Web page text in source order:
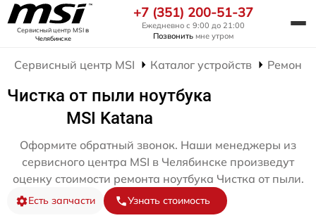
Сервисный центр MSIв
Челябинске
+7 (351) 200-51-37
Ежедневно с 9:00 до 21:00
Позвонить мне утром
Сервисный центр MSI Каталог устройств Ремонт
Чистка от пыли ноутбука
MSI Katana
Оформите обратный звонок. Наши менеджеры из
сервисного центра MSI в Челябинске произведут
оценку стоимости ремонта ноутбука Чистка от пыли.
Есть запчасти Узнать стоимость